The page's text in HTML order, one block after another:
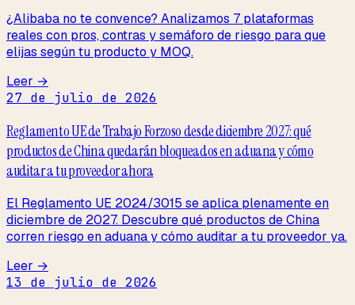
¿Alibaba no te convence? Analizamos 7 plataformas
reales con pros, contras y semáforo de riesgo para que
elijas según tu producto y MOQ.
Leer →
27 de julio de 2026
Reglamento UE de Trabajo Forzoso desde diciembre 2027: qué
productos de China quedarán bloqueados en aduana y cómo
auditar a tu proveedor ahora
El Reglamento UE 2024/3015 se aplica plenamente en
diciembre de 2027. Descubre qué productos de China
corren riesgo en aduana y cómo auditar a tu proveedor ya.
Leer →
13 de julio de 2026